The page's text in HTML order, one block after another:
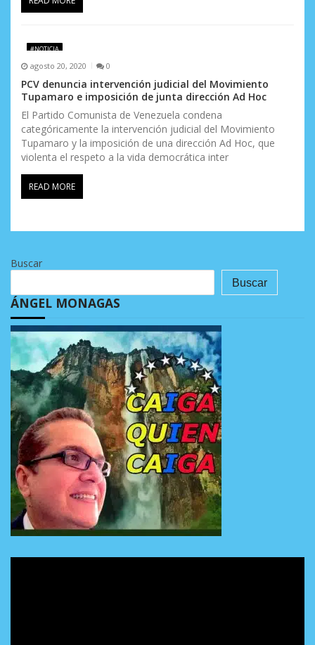
#NOTICIA
agosto 20, 2020 0
PCV denuncia intervención judicial del Movimiento
Tupamaro e imposición de junta dirección Ad Hoc
El Partido Comunista de Venezuela condena
categóricamente la intervención judicial del Movimiento
Tupamaro y la imposición de una dirección Ad Hoc, que
violenta el respeto a la vida democrática inter
READ MORE
Buscar
Buscar
ÁNGEL MONAGAS